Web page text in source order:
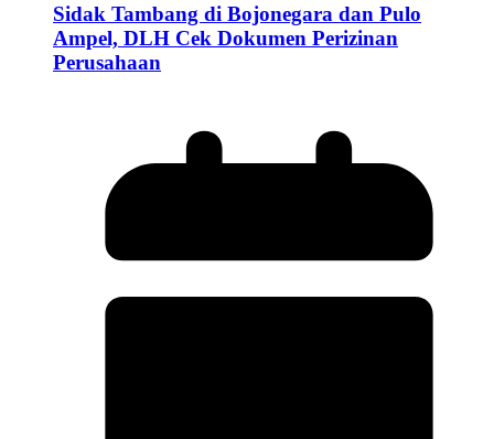
Sidak Tambang di Bojonegara dan Pulo
Ampel, DLH Cek Dokumen Perizinan
Perusahaan